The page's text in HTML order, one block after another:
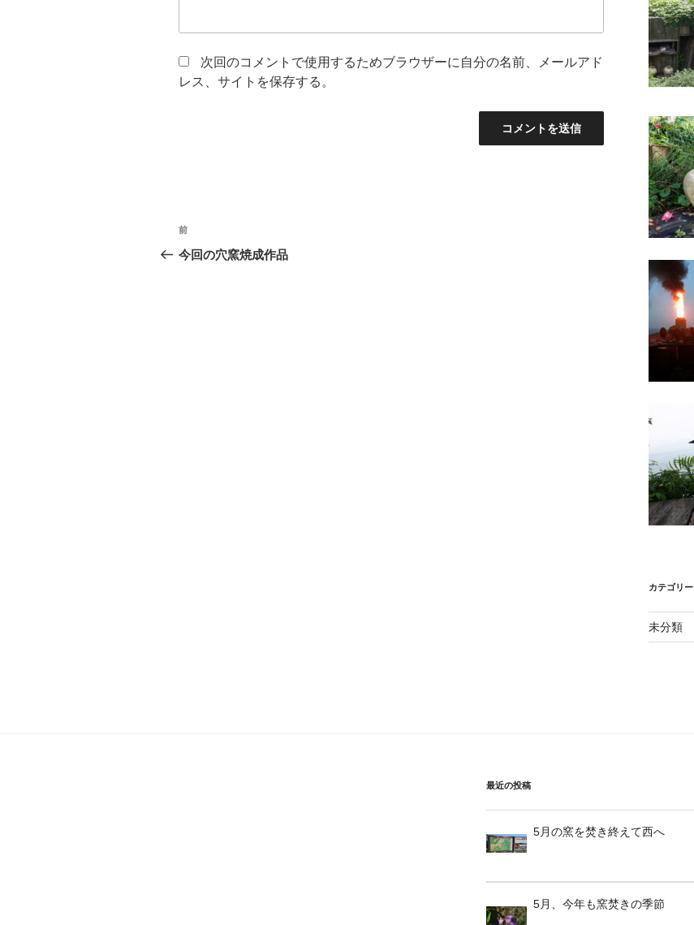
次回のコメントで使用するためブラウザーに自分の名前、メールアド
レス、サイトを保存する。
投
稿
前
の
前
今回の穴窯焼成作品
カテゴリー
未分類
最近の投稿
5月の窯を焚き終えて西へ
5月、今年も窯焚きの季節